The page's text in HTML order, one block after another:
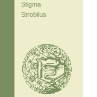
Stigma
Strobilus